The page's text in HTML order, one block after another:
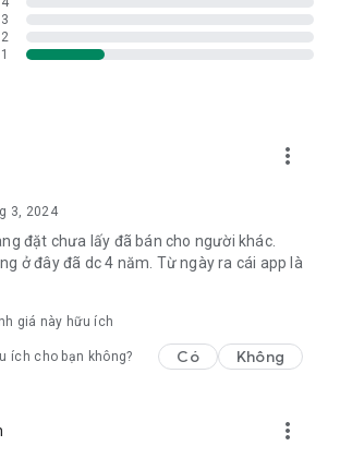
3
2
1
more_vert
3, 2024
đặt chưa lấy đã bán cho người khác.
ở đây đã dc 4 năm. Từ ngày ra cái app là
giá này hữu ích
ích cho bạn không? Có Không
more_vert